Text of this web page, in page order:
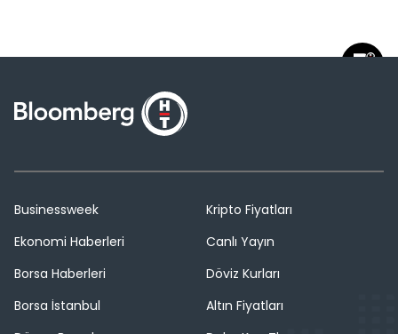
Businessweek
Ekonomi Haberleri
Borsa Haberleri
Borsa İstanbul
Kripto Fiyatları
Canlı Yayın
Döviz Kurları
Altın Fiyatları